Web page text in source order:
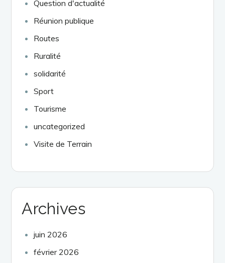
Question d'actualité
Réunion publique
Routes
Ruralité
solidarité
Sport
Tourisme
uncategorized
Visite de Terrain
Archives
juin 2026
février 2026